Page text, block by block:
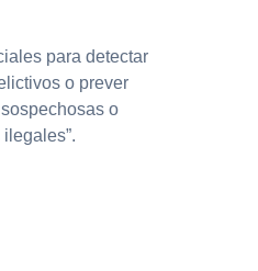
para detectar
o prever
o